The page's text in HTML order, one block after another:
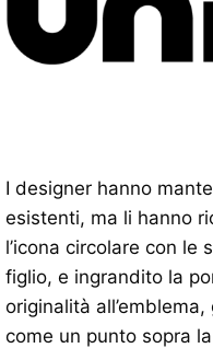
I designer hanno
esistenti, ma li hanno
l’icona circolare con le
figlio, e ingrandito la
originalità
come un punto sopra la